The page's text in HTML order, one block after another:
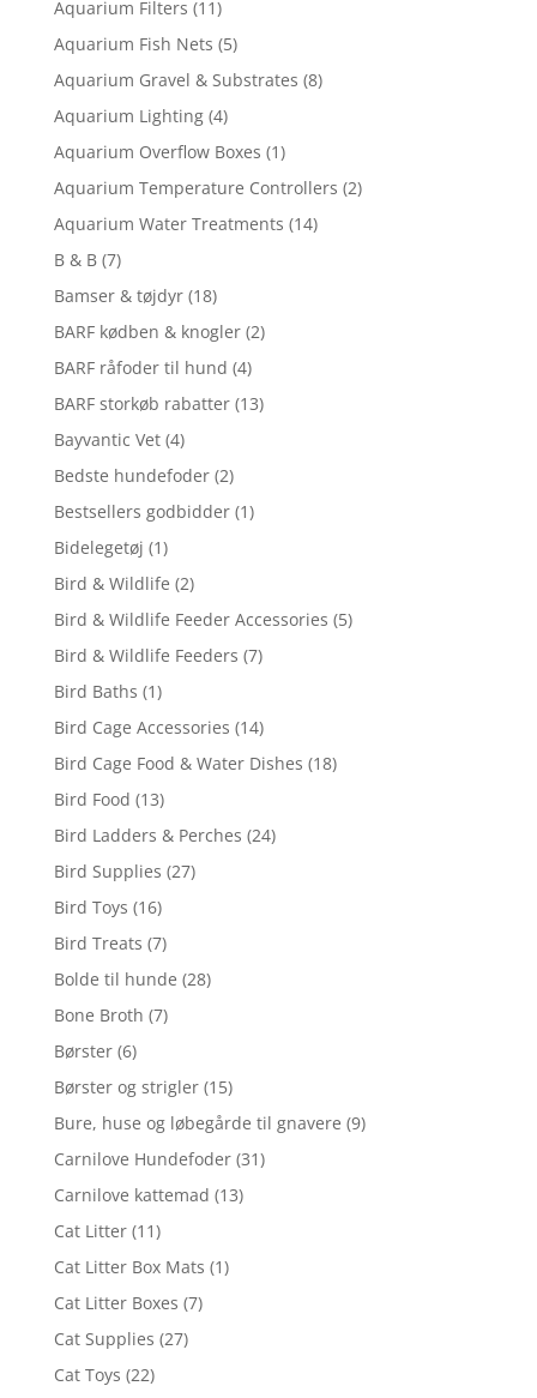
Aquarium Filters (11)
Aquarium Fish Nets (5)
Aquarium Gravel & Substrates (8)
Aquarium Lighting (4)
Aquarium Overflow Boxes (1)
Aquarium Temperature Controllers (2)
Aquarium Water Treatments (14)
B & B (7)
Bamser & tøjdyr (18)
BARF kødben & knogler (2)
BARF råfoder til hund (4)
BARF storkøb rabatter (13)
Bayvantic Vet (4)
Bedste hundefoder (2)
Bestsellers godbidder (1)
Bidelegetøj (1)
Bird & Wildlife (2)
Bird & Wildlife Feeder Accessories (5)
Bird & Wildlife Feeders (7)
Bird Baths (1)
Bird Cage Accessories (14)
Bird Cage Food & Water Dishes (18)
Bird Food (13)
Bird Ladders & Perches (24)
Bird Supplies (27)
Bird Toys (16)
Bird Treats (7)
Bolde til hunde (28)
Bone Broth (7)
Børster (6)
Børster og strigler (15)
Bure, huse og løbegårde til gnavere (9)
Carnilove Hundefoder (31)
Carnilove kattemad (13)
Cat Litter (11)
Cat Litter Box Mats (1)
Cat Litter Boxes (7)
Cat Supplies (27)
Cat Toys (22)